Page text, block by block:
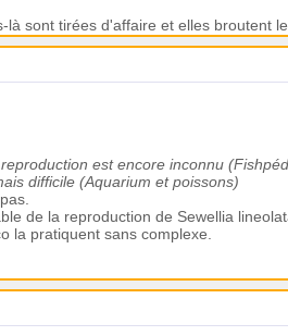
sont tirées d'affaire et elles broutent
est encore inconnu
difficile (Aquarium et poissons)
de la reproduction de Sewellia
la pratiquent sans complexe.